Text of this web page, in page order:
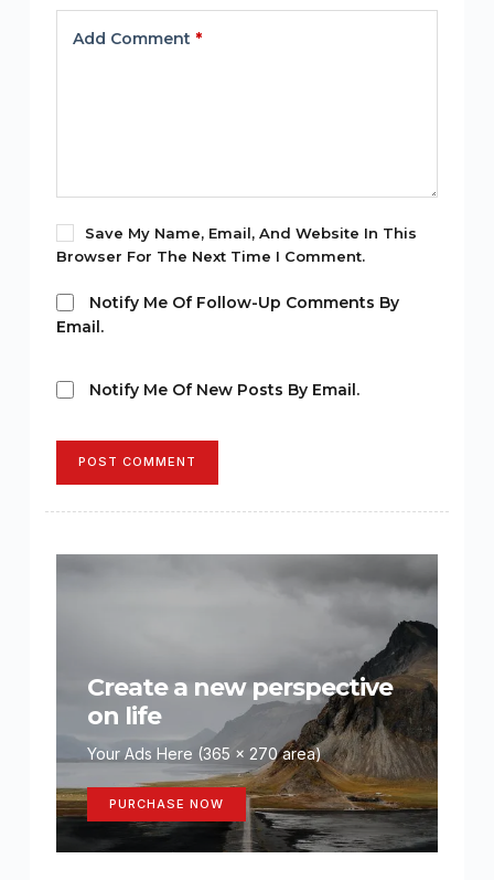
Add Comment *
Save My Name, Email, And Website In This
Browser For The Next Time I Comment.
Notify Me Of Follow-Up Comments By
Email.
Notify Me Of New Posts By Email.
POST COMMENT
Create a new perspective
on life
Your Ads Here (365 x 270 area)
PURCHASE NOW